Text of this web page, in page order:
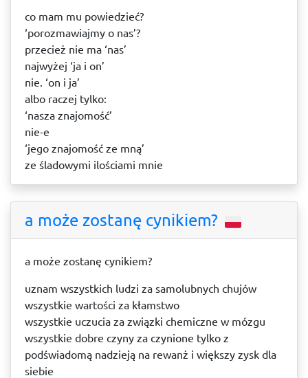
co mam mu powiedzieć?
‘porozmawiajmy o nas’?
przecież nie ma ‘nas’
najwyżej ‘ja i on’
nie. ‘on i ja’
albo raczej tylko:
‘nasza znajomość’
nie-e
‘jego znajomość ze mną’
ze śladowymi ilościami mnie
a może zostanę cynikiem?
a może zostanę cynikiem?
uznam wszystkich ludzi za samolubnych chujów
wszystkie wartości za kłamstwo
wszystkie uczucia za związki chemiczne w mózgu
wszystkie dobre czyny za czynione tylko z
podświadomą nadzieją na rewanż i większy zysk dla
siebie